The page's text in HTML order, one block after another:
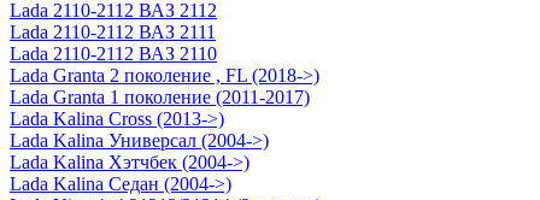
Lada 2110-2112 ВАЗ 2112
Lada 2110-2112 ВАЗ 2111
Lada 2110-2112 ВАЗ 2110
Lada Granta 2 поколение , FL (2018->)
Lada Granta 1 поколение (2011-2017)
Lada Kalina Cross (2013->)
Lada Kalina Универсал (2004->)
Lada Kalina Хэтчбек (2004->)
Lada Kalina Седан (2004->)